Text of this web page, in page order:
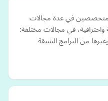
متخصصين في عدة مجالات
في مجالات مختلفة:
من البرامج الشيقة